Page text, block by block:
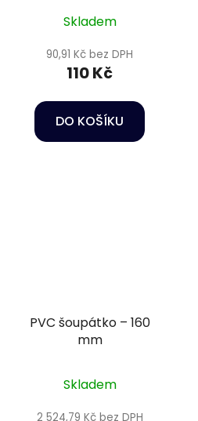
Skladem
90,91 Kč bez DPH
110 Kč
DO KOŠÍKU
PVC šoupátko – 160
mm
Skladem
2 524,79 Kč bez DPH